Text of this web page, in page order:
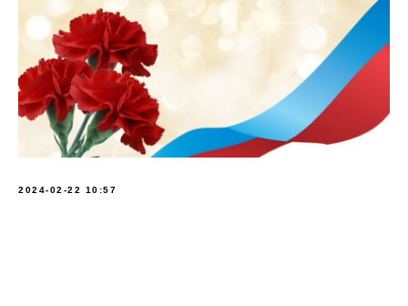
2024-02-22 10:57